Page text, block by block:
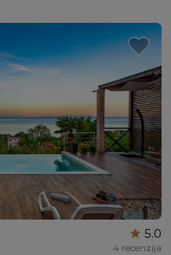
5.0
4 recenzija